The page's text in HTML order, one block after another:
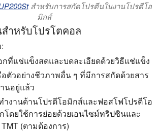
สำหรับการสกัดโปรตีนในงานโปรตีโอ
มิกส์
ำหรับโปรโตคอล
กที่แช่แข็งสดและบดละเอียดด้วยวิธีแช่แข็ง
อตัวอย่างชีวภาพอื่น ๆ ที่มีการสกัดด้วยสาร
นอยู่แล้ว
ำงานด้านโปรตีโอมิกส์และฟอสโฟโปรตีโอ
โดยใช้การย่อยด้วยเอนไซม์ทริปซินและ
(ตามต้องการ)